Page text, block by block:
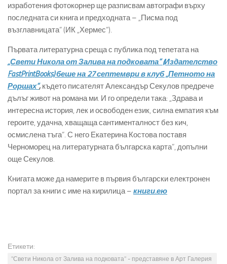
изработения фотокорнер ще разписвам автографи върху
последната си книга и предходната – „Писма под
възглавницата“ (ИК „Хермес“).
Първата литературна среща с публика под тепетата на
„Свети Никола от Залива на подковата“ (Издателство
FastPrintBooks) беше на 27 септември в клуб „Петното на
Роршах“, където писателят Александър Секулов предрече
дълъг живот на романа ми. И го определи така: „Здрава и
интересна история, лек и освободен език, силна емпатия към
героите, удачна, хващаща сантименталност без кич,
осмислена тъга“. С него Екатерина Костова поставя
Черноморец на литературната българска карта”, допълни
още Секулов.
Книгата може да намерите в първия български електронен
портал за книги с име на кирилица – книги.ею
Етикети:
"Свети Никола от Залива на подковата" - представяне в Арт Галерия